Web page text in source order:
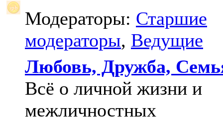
Модераторы: Старшие
модераторы, Ведущие
Любовь, Дружба,
Всё о личной жизни и
межличностных